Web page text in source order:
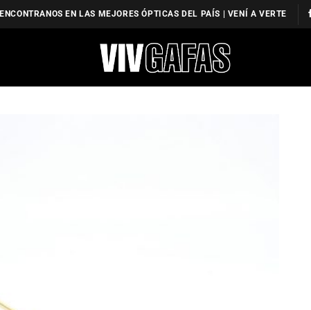
ENCONTRANOS EN LAS MEJORES ÓPTICAS DEL PAÍS | VENÍ A VERTE